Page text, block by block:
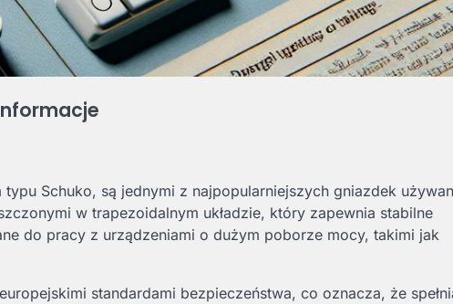
Schuko, są jednymi z najpopularniejszych gniazdek
w trapezoidalnym układzie, który zapewnia stabilne
do pracy z urządzeniami o dużym poborze mocy, takimi jak
standardami bezpieczeństwa, co oznacza, że